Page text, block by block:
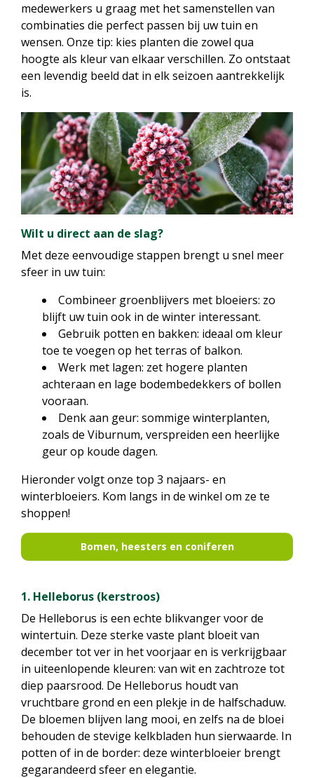
medewerkers u graag met het samenstellen van
combinaties die perfect passen bij uw tuin en
wensen. Onze tip: kies planten die zowel qua
hoogte als kleur van elkaar verschillen. Zo ontstaat
een levendig beeld dat in elk seizoen aantrekkelijk
is.
Wilt u direct aan de slag?
Met deze eenvoudige stappen brengt u snel meer
sfeer in uw tuin:
Combineer groenblijvers met bloeiers: zo
blijft uw tuin ook in de winter interessant.
Gebruik potten en bakken: ideaal om kleur
toe te voegen op het terras of balkon.
Werk met lagen: zet hogere planten
achteraan en lage bodembedekkers of bollen
vooraan.
Denk aan geur: sommige winterplanten,
zoals de Viburnum, verspreiden een heerlijke
geur op koude dagen.
Hieronder volgt onze top 3 najaars- en
winterbloeiers. Kom langs in de winkel om ze te
shoppen!
Bomen, heesters en coniferen
1. Helleborus (kerstroos)
De Helleborus is een echte blikvanger voor de
wintertuin. Deze sterke vaste plant bloeit van
december tot ver in het voorjaar en is verkrijgbaar
in uiteenlopende kleuren: van wit en zachtroze tot
diep paarsrood. De Helleborus houdt van
vruchtbare grond en een plekje in de halfschaduw.
De bloemen blijven lang mooi, en zelfs na de bloei
behouden de stevige kelkbladen hun sierwaarde. In
potten of in de border: deze winterbloeier brengt
gegarandeerd sfeer en elegantie.